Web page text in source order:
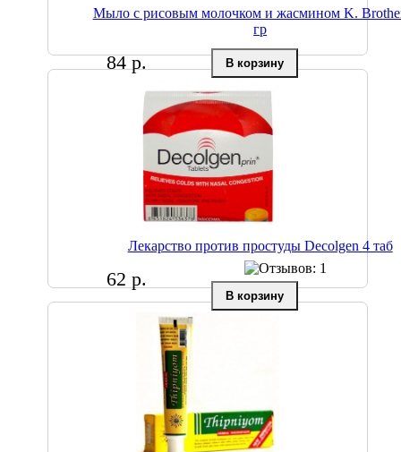
Мыло с рисовым молочком и жасмином K.
гр
84 р.
Лекарство против простуды Decolgen 4 таб
62 р.